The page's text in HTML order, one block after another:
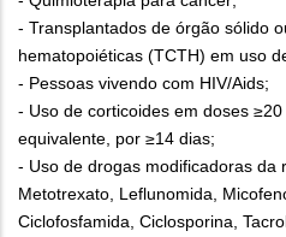
- Transplantados de órgão sólido
hematopoiéticas (TCTH) em uso
- Pessoas vivendo com HIV/Aids;
- Uso de corticoides em doses
equivalente, por ≥14 dias;
- Uso de drogas modificadoras da
Metotrexato, Leflunomida,
Ciclofosfamida, Ciclosporina,